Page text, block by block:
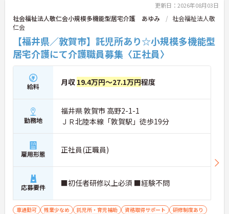
更新日：2026年08月03日
社会福祉法人敬仁会小規模多機能型居宅介護 あゆみ
社会福祉法人敬
仁会
【福井県／敦賀市】託児所あり☆小規模多機能型
居宅介護にて介護職員募集〈正社員〉
給料 月収 19.4万円～27.1万円程度
勤務地
福井県 敦賀市 高野2-1-1
ＪＲ北陸本線「敦賀駅」徒歩19分
雇用形態 正社員(正職員)
応募要件 ■初任者研修以上必須 ■経験不問
車通勤可 残業少なめ 託児所・育児補助 資格取得サポート
研修制度あり